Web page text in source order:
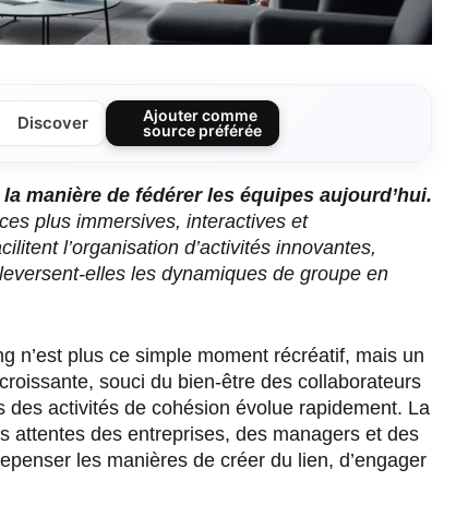
Discover
Ajouter comme
source préférée
manière de fédérer les équipes aujourd’hui.
plus immersives, interactives et
l’organisation d’activités innovantes,
elles les dynamiques de groupe en
plus ce simple moment récréatif, mais un
souci du bien-être des collaborateurs
des activités de cohésion évolue rapidement. La
attentes des entreprises, des managers et des
les manières de créer du lien, d’engager